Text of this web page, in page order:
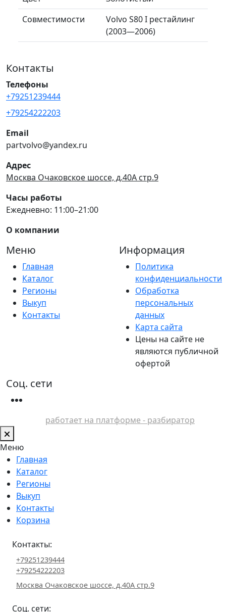
Совместимости
Volvo S80 I рестайлинг
(2003—2006)
Контакты
Телефоны
+79251239444
+79254222203
Email
partvolvo@yandex.ru
Адрес
Москва Очаковское шоссе, д.40А стр.9
Часы работы
Ежедневно: 11:00–21:00
О компании
Меню
Главная
Каталог
Регионы
Выкуп
Контакты
Информация
Политика
конфиденциальности
Обработка
персональных
данных
Карта сайта
Цены на сайте не
являются публичной
офертой
Соц. сети
работает на платформе - разбиратор
Меню
Главная
Каталог
Регионы
Выкуп
Контакты
Корзина
Контакты:
+79251239444
+79254222203
Москва Очаковское шоссе, д.40А стр.9
Соц. сети: